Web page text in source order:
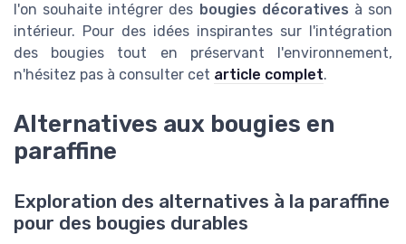
l'on souhaite intégrer des bougies décoratives à son
intérieur. Pour des idées inspirantes sur l'intégration
des bougies tout en préservant l'environnement,
n'hésitez pas à consulter cet article complet.
Alternatives aux bougies en
paraffine
Exploration des alternatives à la paraffine
pour des bougies durables